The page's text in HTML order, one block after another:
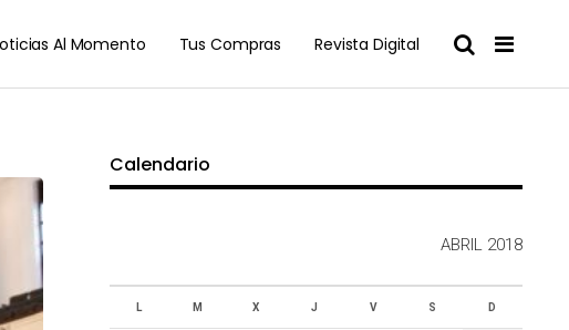
Al Momento Tus Compras Revista Digital
Calendario
ABRIL 2018
L M X J V S D